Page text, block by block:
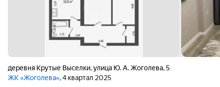
деревня Крутые Выселки,улица Ю. А. Жоголева,5
ЖК «Жоголева», 4 квартал 2025